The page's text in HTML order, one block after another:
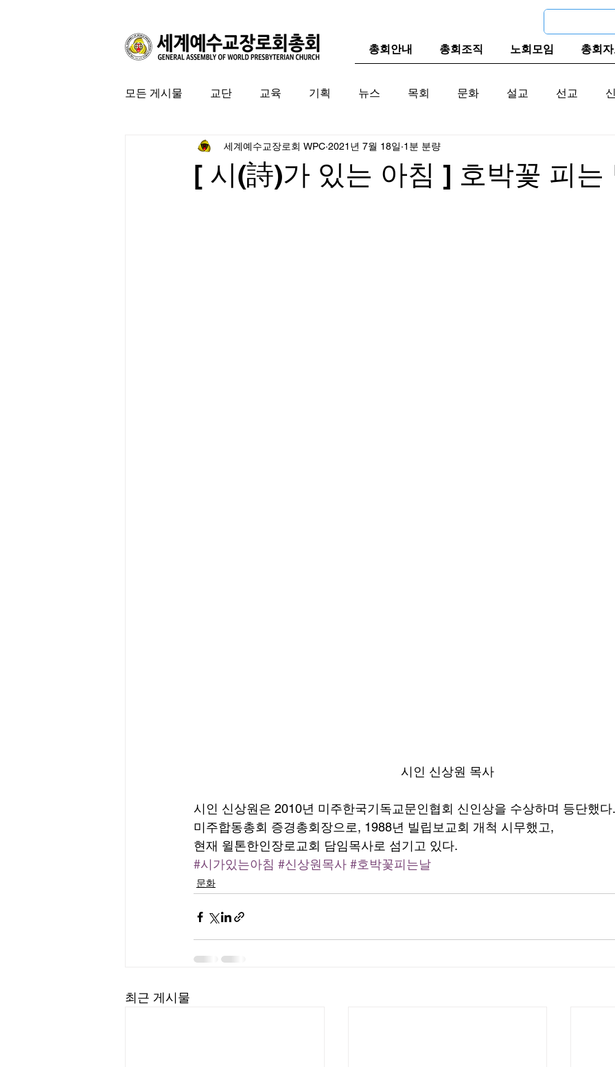
총회안내 총회조직 노회모임 총회
모든 게시물 교단 교육 기획 뉴스 목회 문화 설교 선교
특집 미국 교계 한국 교계 교단역사
[ 시(詩)가 있는 아침 ] 호박꽃 피는
세계예수교장로회 WPC 2021년 7월 18일 1분 분량
시인 신상원 목사
시인 신상원은 2010년 미주한국기독교문인협회 신인상을 수상하며 등단했다.
미주합동총회 증경총회장으로, 1988년 빌립보교회 개척 시무했고,
현재 윌톤한인장로교회 담임목사로 섬기고 있다.
#시가있는아침 #신상원목사 #호박꽃피는날
문화
최근 게시물